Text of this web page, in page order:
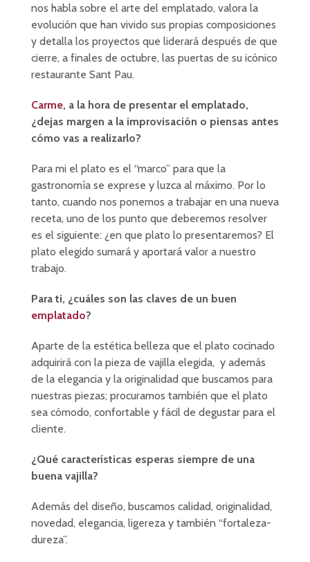
nos habla sobre el arte del emplatado, valora la
evolución que han vivido sus propias composiciones
y detalla los proyectos que liderará después de que
cierre, a finales de octubre, las puertas de su icónico
restaurante Sant Pau.
Carme, a la hora de presentar el emplatado,
¿dejas margen a la improvisación o piensas antes
cómo vas a realizarlo?
Para mi el plato es el “marco” para que la
gastronomía se exprese y luzca al máximo. Por lo
tanto, cuando nos ponemos a trabajar en una nueva
receta, uno de los punto que deberemos resolver
es el siguiente: ¿en que plato lo presentaremos? El
plato elegido sumará y aportará valor a nuestro
trabajo.
Para ti, ¿cuáles son las claves de un buen
emplatado?
Aparte de la estética belleza que el plato cocinado
adquirirá con la pieza de vajilla elegida, y además
de la elegancia y la originalidad que buscamos para
nuestras piezas; procuramos también que el plato
sea cómodo, confortable y fácil de degustar para el
cliente.
¿Qué características esperas siempre de una
buena vajilla?
Además del diseño, buscamos calidad, originalidad,
novedad, elegancia, ligereza y también “fortaleza-
dureza”.